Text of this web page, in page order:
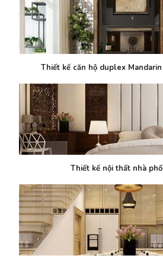
Thiết kế căn hộ duplex
Thiết kế nội thất nhà